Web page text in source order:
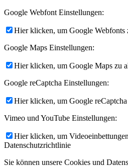
Google Webfont Einstellungen:
Hier klicken, um Google Webfonts
Google Maps Einstellungen:
Hier klicken, um Google Maps zu
Google reCaptcha Einstellungen:
Hier klicken, um Google
Vimeo und YouTube Einstellungen:
Hier klicken, um
Datenschutzrichtlinie
Sie können unsere Cookies und